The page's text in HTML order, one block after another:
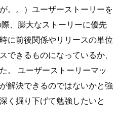
。。）ユーザーストーリーを
、膨大なストーリーに優先
に前後関係やリリースの単位
できるものになっているか、
。 ユーザーストーリーマッ
解決できるのではないかと強
く掘り下げて勉強したいと